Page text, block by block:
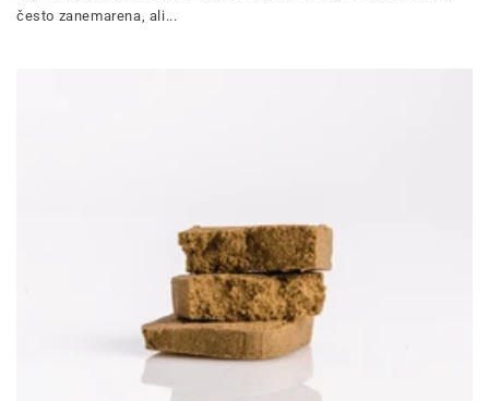
često zanemarena, ali...